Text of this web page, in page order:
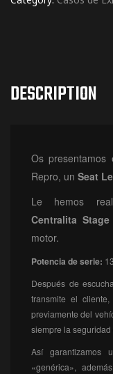
DESCRIPTION
Os
Repro, un Seat
Le hemos
Centralita Stage
motor.
Potencia de serie:
Después de
transmite el
previamente del
siempre la seguridad
Así garantizamos
«genérica»,